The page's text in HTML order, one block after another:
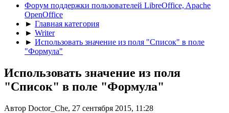
Форум поддержки пользователей LibreOffice, Apache
OpenOffice
► Главная категория
► Writer
► Использовать значение из поля "Список" в поле
"Формула"
Использовать значение из поля
"Список" в поле "Формула"
Автор Doctor_Che, 27 сентября 2015, 11:28